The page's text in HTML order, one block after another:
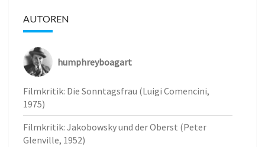
AUTOREN
humphreyboagart
Filmkritik: Die Sonntagsfrau (Luigi Comencini,
1975)
Filmkritik: Jakobowsky und der Oberst (Peter
Glenville, 1952)